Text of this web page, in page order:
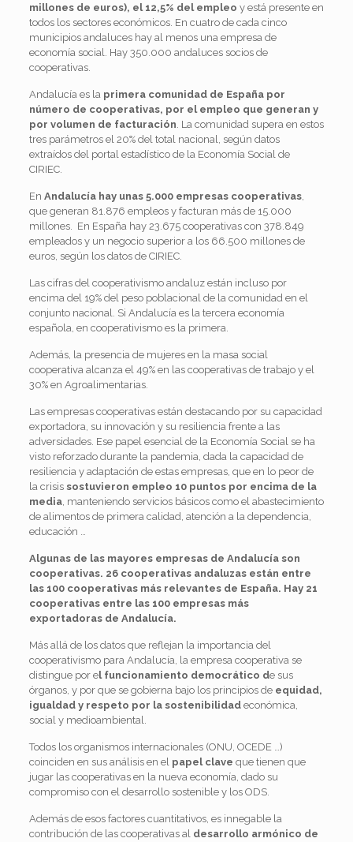
millones de euros), el 12,5% del empleo y está presente en
todos los sectores económicos. En cuatro de cada cinco
municipios andaluces hay al menos una empresa de
economía social. Hay 350.000 andaluces socios de
cooperativas.
Andalucía es la primera comunidad de España por
número de cooperativas, por el empleo que generan y
por volumen de facturación . La comunidad supera en estos
tres parámetros el 20% del total nacional, según datos
extraídos del portal estadístico de la Economía Social de
CIRIEC.
En Andalucía hay unas 5.000 empresas cooperativas,
que generan 81.876 empleos y facturan más de 15.000
millones. En España hay 23.675 cooperativas con 378.849
empleados y un negocio superior a los 66.500 millones de
euros, según los datos de CIRIEC.
Las cifras del cooperativismo andaluz están incluso por
encima del 19% del peso poblacional de la comunidad en el
conjunto nacional. Si Andalucía es la tercera economía
española, en cooperativismo es la primera.
Además, la presencia de mujeres en la masa social
cooperativa alcanza el 49% en las cooperativas de trabajo y el
30% en Agroalimentarias.
Las empresas cooperativas están destacando por su capacidad
exportadora, su innovación y su resiliencia frente a las
adversidades. Ese papel esencial de la Economía Social se ha
visto reforzado durante la pandemia, dada la capacidad de
resiliencia y adaptación de estas empresas, que en lo peor de
la crisis sostuvieron empleo 10 puntos por encima de la
media, manteniendo servicios básicos como el abastecimiento
de alimentos de primera calidad, atención a la dependencia,
educación …
Algunas de las mayores empresas de Andalucía son
cooperativas. 26 cooperativas andaluzas están entre
las 100 cooperativas más relevantes de España. Hay 21
cooperativas entre las 100 empresas más
exportadoras de Andalucía.
Más allá de los datos que reflejan la importancia del
cooperativismo para Andalucía, la empresa cooperativa se
distingue por el funcionamiento democrático de sus
órganos, y por que se gobierna bajo los principios deequidad,
igualdad y respeto por la sostenibilidadeconómica,
social y medioambiental.
Todos los organismos internacionales (ONU, OCEDE …)
coinciden en sus análisis en el papel clave que tienen que
jugar las cooperativas en la nueva economía, dado su
compromiso con el desarrollo sostenible y los ODS.
Además de esos factores cuantitativos, es innegable la
contribución de las cooperativas al desarrollo armónico de